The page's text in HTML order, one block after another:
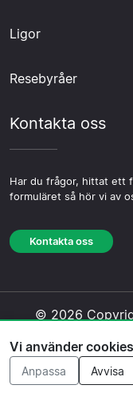
Ligor
Resebyråer
Kontakta oss
Har du frågor, hittat ett
formuläret så hör vi av
Kontakta oss
© 2026
Vi använder cookies
Anpassa
Avvisa